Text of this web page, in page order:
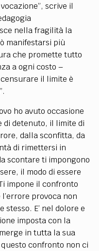
scrive il
nella fragilità la
manifestarsi più
che promette tutto
a ogni costo –
il limite è
ho avuto occasione
di detenuto, il limite di
dalla sconfitta, da
di rimettersi in
scontare ti impongono
il modo di essere
impone il confronto
provoca non
stesso. E’ nel dolore e
imposta con la
in tutta la sua
confronto non ci